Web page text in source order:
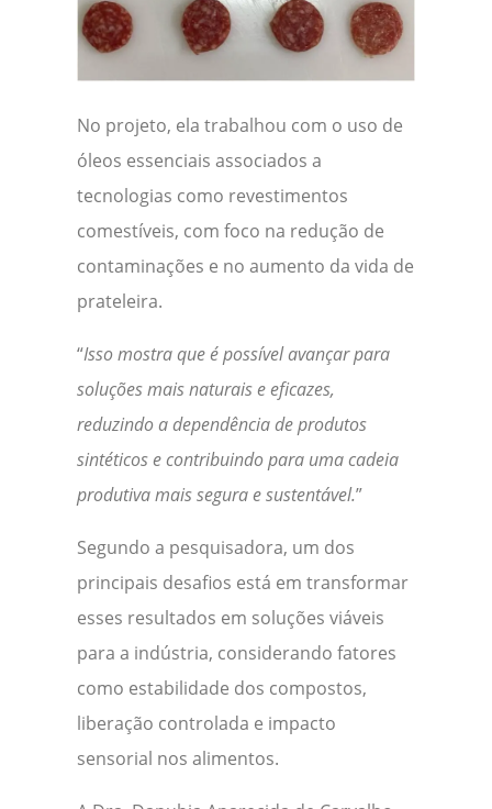
No projeto, ela trabalhou com o uso de
óleos essenciais associados a
tecnologias como revestimentos
comestíveis, com foco na redução de
contaminações e no aumento da vida de
prateleira.
“Isso mostra que é possível avançar para
soluções mais naturais e eficazes,
reduzindo a dependência de produtos
sintéticos e contribuindo para uma cadeia
produtiva mais segura e sustentável.”
Segundo a pesquisadora, um dos
principais desafios está em transformar
esses resultados em soluções viáveis
para a indústria, considerando fatores
como estabilidade dos compostos,
liberação controlada e impacto
sensorial nos alimentos.